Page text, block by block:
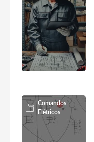
Comandos
Elétricos